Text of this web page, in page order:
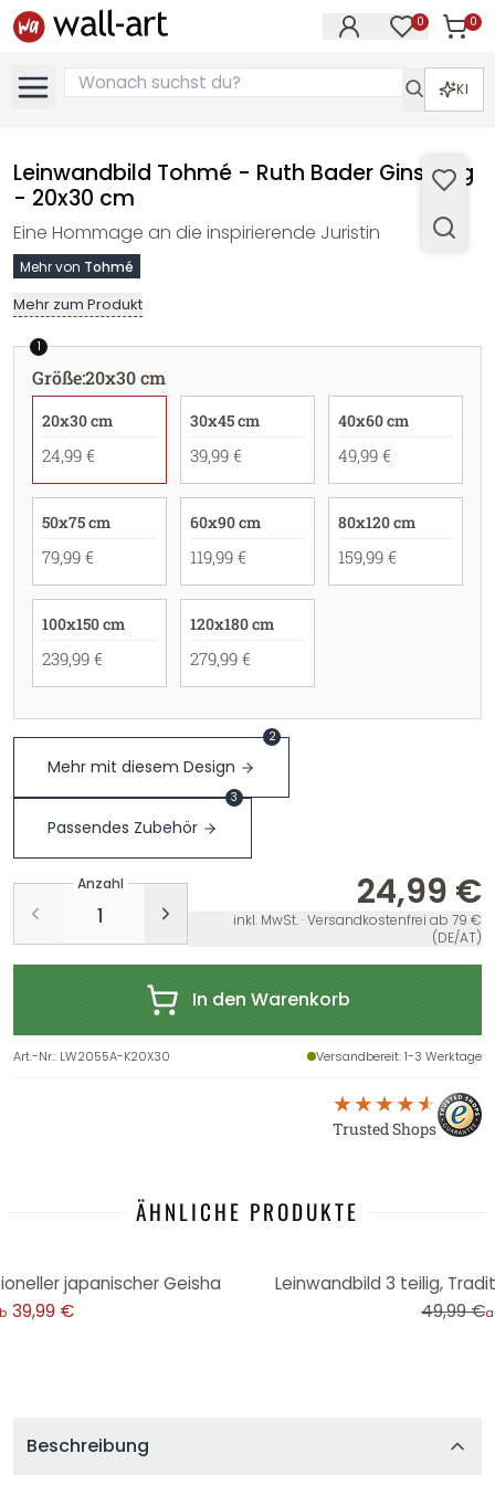
0 0
KI
Leinwandbild Tohmé - Ruth Bader Ginsburg
- 20x30 cm
Eine Hommage an die inspirierende Juristin
Mehr von Tohmé
Mehr zum Produkt
1
Größe:20x30 cm
20x30 cm
24,99 €
30x45 cm
39,99 €
40x60 cm
49,99 €
50x75 cm
79,99 €
60x90 cm
119,99 €
80x120 cm
159,99 €
100x150 cm
239,99 €
120x180 cm
279,99 €
Mehr mit diesem Design
2
Passendes Zubehör
3
Anzahl 24,99 €
inkl. MwSt. · Versandkostenfrei ab 79 €
(DE/AT)
In den Warenkorb
Art.-Nr.: LW2055A-K20X30 Versandbereit: 1-3 Werktage
Trusted Shops
ÄHNLICHE PRODUKTE
japanischer Geisha
39,99 €
Leinwandbild 3 teilig,
49,99 €
Beschreibung